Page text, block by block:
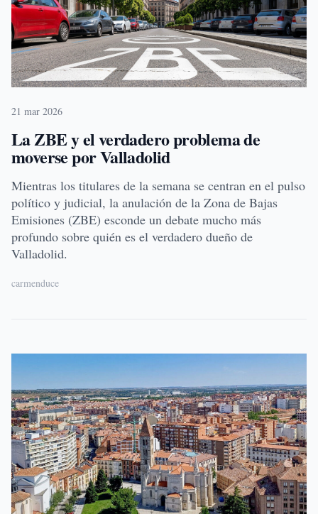
21 mar 2026
La ZBE y el verdadero problema de
moverse por Valladolid
Mientras los titulares de la semana se centran en el pulso
político y judicial, la anulación de la Zona de Bajas
Emisiones (ZBE) esconde un debate mucho más
profundo sobre quién es el verdadero dueño de
Valladolid.
carmenduce